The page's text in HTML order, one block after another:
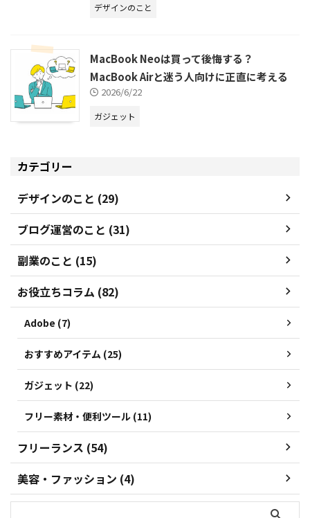
デザインのこと
MacBook Neoは買って後悔する？
MacBook Airと迷う人向けに正直に考える
2026/6/22
ガジェット
カテゴリー
デザインのこと (29)
ブログ運営のこと (31)
副業のこと (15)
お役立ちコラム (82)
Adobe (7)
おすすめアイテム (25)
ガジェット (22)
フリー素材・便利ツール (11)
フリーランス (54)
美容・ファッション (4)